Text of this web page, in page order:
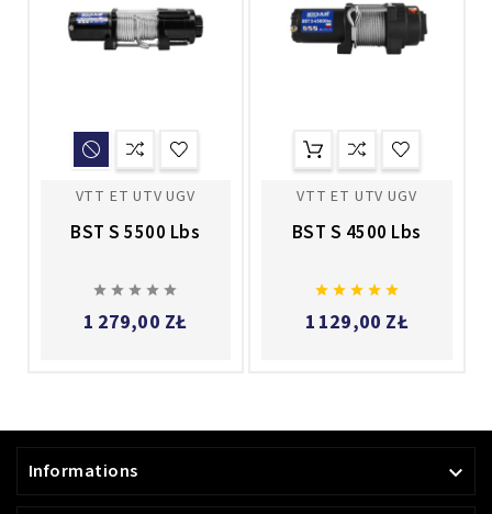
VTT ET UTV UGV
BST S 5500 Lbs
    
1 279,00 ZŁ
VTT ET UTV UGV
BST S 4500 Lbs
    
1 129,00 ZŁ
Informations 